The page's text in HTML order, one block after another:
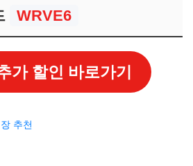
WRVE6
가 할인 바로가기
추천